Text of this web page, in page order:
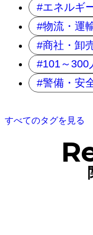
エネルギ
物流・運
商社・卸
101～300
警備・安
すべてのタグを見る